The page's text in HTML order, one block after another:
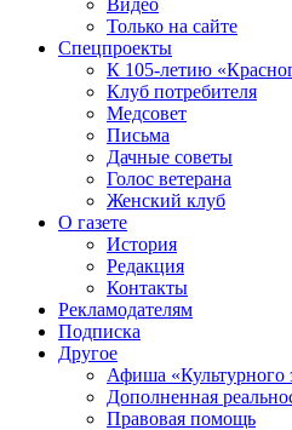
Видео
Только на сайте
Спецпроекты
К 105-летию
Клуб потребителя
Медсовет
Письма
Дачные советы
Голос ветерана
Женский клуб
О газете
История
Редакция
Контакты
Рекламодателям
Подписка
Другое
Афиша «Культурного
Дополненная
Правовая помощь